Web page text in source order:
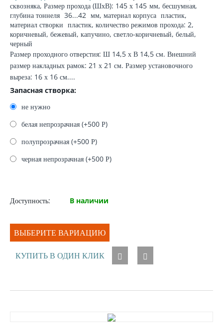
сквозняка, Размер прохода (ШхВ): 145 х 145 мм, бесшумная,
глубина тоннеля 36...42 мм, материал корпуса пластик,
материал створки пластик, количество режимов прохода: 2,
коричневый, бежевый, капучино, светло-коричневый, белый,
черный
Размер проходного отверстия: Ш 14,5 х В 14,5 см. Внешний
размер накладных рамок: 21 х 21 см. Размер установочного
выреза: 16 х 16 см....
Запасная створка:
не нужно
белая непрозрачная (+500 Р)
полупрозрачная (+500 Р)
черная непрозрачная (+500 Р)
Доступность: В наличии
ВЫБЕРИТЕ ВАРИАЦИЮ
КУПИТЬ В ОДИН КЛИК